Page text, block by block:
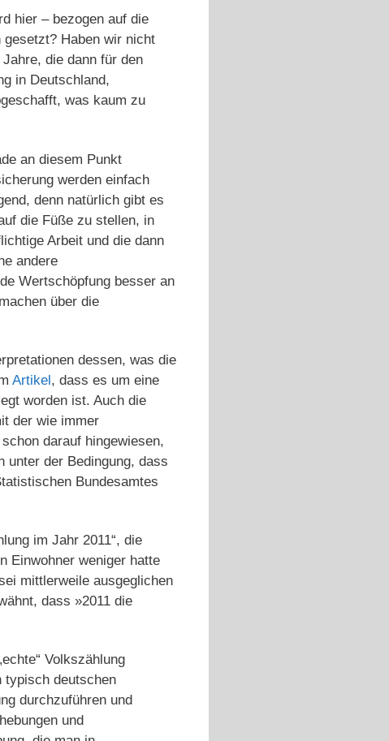
hier – bezogen auf die
gesetzt? Haben wir nicht
die dann für den
in Deutschland,
was kaum zu
an diesem Punkt
werden einfach
denn natürlich gibt es
die Füße zu stellen, in
Arbeit und die dann
andere
Wertschöpfung besser an
über die
dessen, was die
Artikel, dass es um eine
worden ist. Auch die
der wie immer
darauf hingewiesen,
unter der Bedingung, dass
Bundesamtes
im Jahr 2011“, die
Einwohner weniger hatte
mittlerweile ausgeglichen
dass »2011 die
Volkszählung
typisch deutschen
durchzuführen und
und